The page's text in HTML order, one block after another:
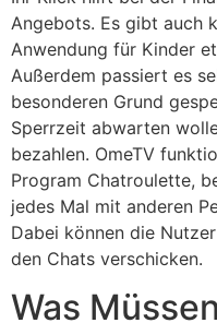
Angebots. Es gibt auch
Anwendung für Kinder
Außerdem passiert es
besonderen Grund
Sperrzeit abwarten
bezahlen. OmeTV
Program Chatroulette,
jedes Mal mit anderen
Dabei können die
den Chats verschicken.
Was